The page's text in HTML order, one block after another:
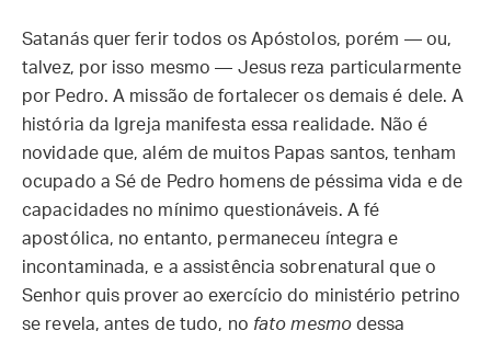
Satanás quer ferir todos os Apóstolos, porém — ou,
talvez, por isso mesmo — Jesus reza particularmente
por Pedro. A missão de fortalecer os demais é dele. A
história da Igreja manifesta essa realidade. Não é
novidade que, além de muitos Papas santos, tenham
ocupado a Sé de Pedro homens de péssima vida e de
capacidades no mínimo questionáveis. A fé
apostólica, no entanto, permaneceu íntegra e
incontaminada, e a assistência sobrenatural que o
Senhor quis prover ao exercício do ministério petrino
se revela, antes de tudo, no fato mesmodessa